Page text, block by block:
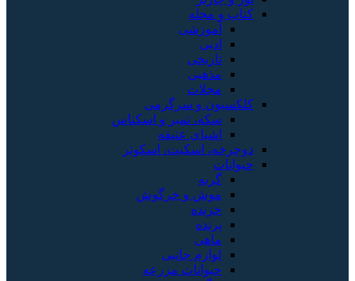
کتاب و مجله
آموزشی
ادبی
تاریخی
مذهبی
مجلات
کلکسیون و سرگرمی
سکه، تمبر و اسکناس
اشیای عتیقه
دوچرخه، اسکیت، اسکوتر
حیوانات
گربه
موش و خرگوش
خزنده
پرنده
ماهی
لوازم جانبی
حیوانات مزرعه